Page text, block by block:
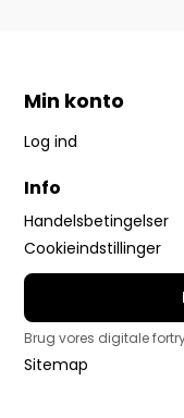
Min konto
Log ind
Info
Handelsbetingelser
Cookieindstillinger
Brug vores digitale
Sitemap